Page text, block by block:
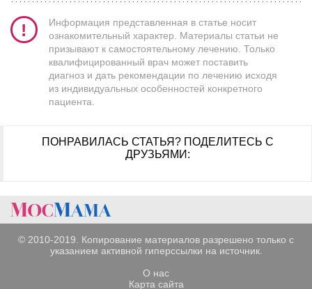
Информация представленная в статье носит
ознакомительный характер. Материалы статьи не
призывают к самостоятельному лечению. Только
квалифицированный врач может поставить
диагноз и дать рекомендации по лечению исходя
из индивидуальных особенностей конкретного
пациента.
ПОНРАВИЛАСЬ СТАТЬЯ? ПОДЕЛИТЕСЬ С
ДРУЗЬЯМИ:
© 2010-2019. Копирование материалов разрешено только с
указанием активной гиперссылки на источник.
О нас
Карта сайта